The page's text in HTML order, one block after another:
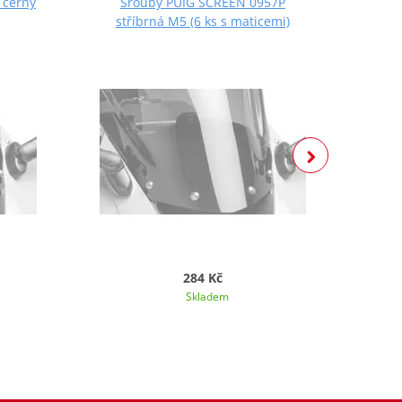
stříbrná M5 (6 ks s maticemi)
284 Kč
Skladem